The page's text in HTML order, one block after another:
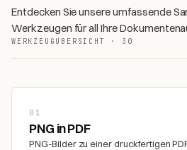
Entdecken Sie unsere umfassende
Werkzeugen für all Ihre
WERKZEUGÜBERSICHT · 30
01
PNG in PDF
PNG-Bilder zu einer druckfertigen